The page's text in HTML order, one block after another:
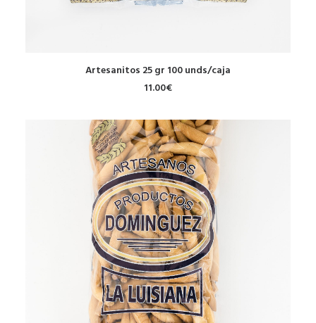
AÑADIR AL CARRITO
Artesanitos 25 gr 100 unds/caja
11.00€